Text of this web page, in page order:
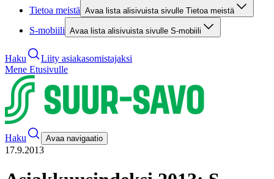
Tietoa meistä Avaa lista alisivuista sivulle Tietoa meistä
S-mobiili Avaa lista alisivuista sivulle S-mobiili
Haku
Liity asiakasomistajaksi
Mene Etusivulle
Haku Avaa navigaatio
17.9.2013